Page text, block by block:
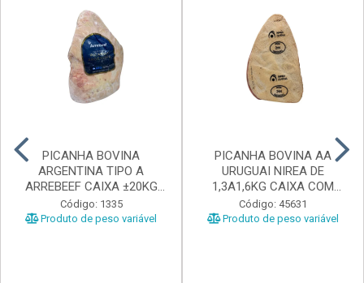
PICANHA BOVINA
ARGENTINA TIPO A
ARREBEEF CAIXA ±20KG
PEÇAS 1...
Código: 1335
Produto de peso variável
PICANHA BOVINA AA
URUGUAI NIREA DE
1,3A1,6KG CAIXA COM
±15KG
Código: 45631
Produto de peso variável